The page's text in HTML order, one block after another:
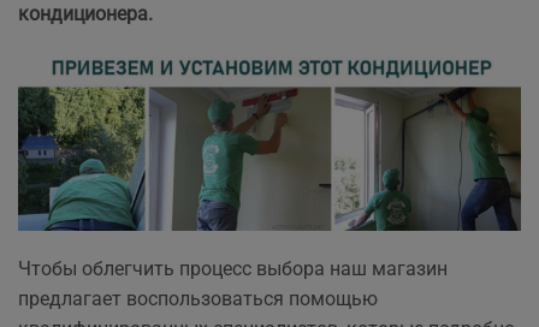
кондиционера.
Чтобы облегчить процесс выбора наш магазин
предлагает воспользоваться помощью